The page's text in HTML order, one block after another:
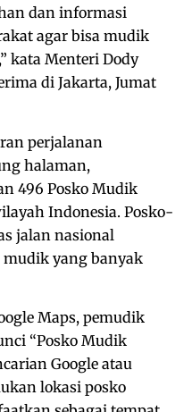
dan informasi
agar bisa mudik
kata Menteri Dody
di Jakarta, Jumat
perjalanan
halaman,
496 Posko Mudik
Indonesia. Posko-
jalan nasional
yang banyak
Maps, pemudik
“Posko Mudik
Google atau
lokasi posko